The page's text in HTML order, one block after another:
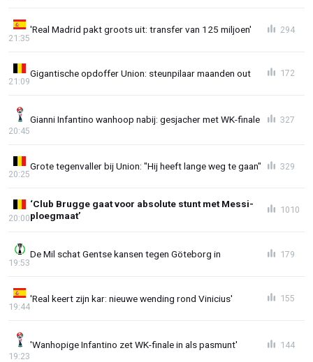
'Real Madrid pakt groots uit: transfer van 125 miljoen'
21:35
294
Gigantische opdoffer Union: steunpilaar maanden out
21:09
172
Gianni Infantino wanhoop nabij: gesjacher met WK-finale
20:45
327
Grote tegenvaller bij Union: "Hij heeft lange weg te gaan"
20:25
329
‘Club Brugge gaat voor absolute stunt met Messi-
ploegmaat’
20:00
1010
De Mil schat Gentse kansen tegen Göteborg in
19:53
179
'Real keert zijn kar: nieuwe wending rond Vinicius'
19:44
155
'Wanhopige Infantino zet WK-finale in als pasmunt'
19:23
144